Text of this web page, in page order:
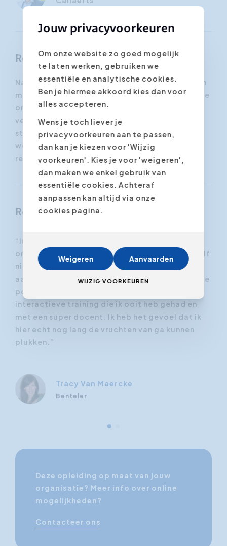
Resultaten
Na deze verhelderende workshop stap je buiten
met een werkbaar plan om stress en burnout in je
organisatie of bedrijf aan te pakken. Je krijgt
verscheidene tests ter beschikking waarmee
stress en burn-out in een vroeg stadium kunnen
worden opgespoord, zodat je adequaat kunt
reageren in elke situatie.
Referenties
“In deze cursus heb ik geleerd hoe ik beter kan
omgaan met bepaalde stressfactoren die ik zelf
niet in de hand heb, en dit op een zeer
aangename manier! De workshop was heel to the
point en zeer leerrijk. Het is de meest
interactieve training die ik ooit heb gehad en
met een super docent. Ik heb het gevoel dat ik
hier echt nog lang de vruchten van ga kunnen
plukken.”
Tracy Van Maercke
Benteler
Deze opleiding op maat van jouw
organisatie? Meer info over online
mogelijkheden?
Contacteer ons
Jouw privacyvoorkeuren
Om onze website zo goed mogelijk
te laten werken, gebruiken we
essentiële en analytische cookies.
Ben je hiermee akkoord kies dan voor
alles accepteren.
Wens je toch liever je
privacyvoorkeuren aan te passen,
dan kan je kiezen voor 'Wijzig
voorkeuren'. Kies je voor 'weigeren',
dan maken we enkel gebruik van
essentiële cookies. Achteraf
aanpassen kan altijd via onze
cookies pagina.
Weigeren Aanvaarden
WIJZIG VOORKEUREN